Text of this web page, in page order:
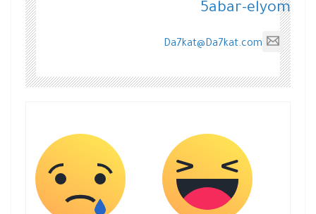
5abar-elyom
Da7kat@Da7kat.com